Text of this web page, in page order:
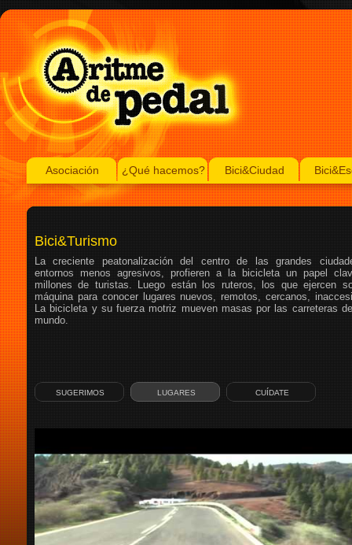
Asociación ¿Qué hacemos? Bici&Ciudad
Bici&Turismo
La creciente peatonalización del centro de las grandes
entornos menos agresivos, profieren a la bicicleta un papel
millones de turistas. Luego están los ruteros, los que ejercen
máquina para conocer lugares nuevos, remotos, cercanos,
La bicicleta y su fuerza motriz mueven masas por las carreteras
mundo.
SUGERIMOS LUGARES CUÍDATE